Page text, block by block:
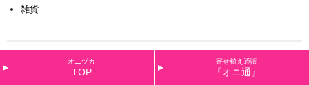
雑貨
オニヅカ
TOP
寄せ植え通販
『オニ通』